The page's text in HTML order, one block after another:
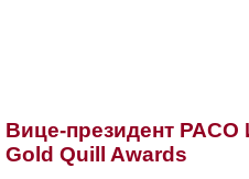
Вице-президент
Gold Quill Awards